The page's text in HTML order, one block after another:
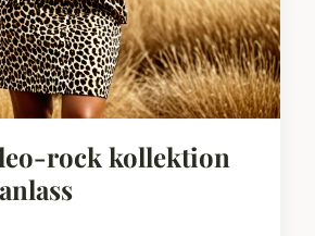
rock kollektion